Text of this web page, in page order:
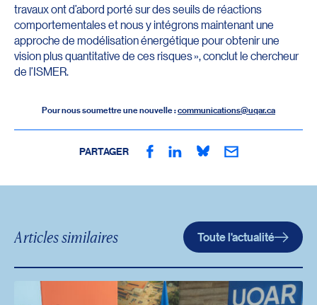
travaux ont d’abord porté sur des seuils de réactions
comportementales et nous y intégrons maintenant une
approche de modélisation énergétique pour obtenir une
vision plus quantitative de ces risques », conclut le chercheur
de l’ISMER.
Pour nous soumettre une nouvelle :communications@uqar.ca
PARTAGER
Articles similaires Toute l'actualité